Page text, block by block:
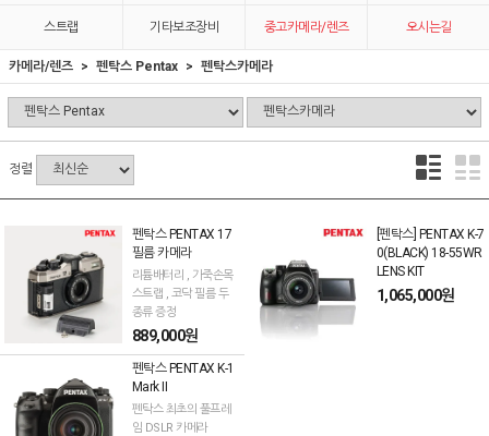
스트랩 기타보조장비 중고카메라/렌즈 오시는길
카메라/렌즈 펜탁스 Pentax 펜탁스카메라
정렬
펜탁스 PENTAX 17
필름 카메라
리튬배터리 , 가죽손목
스트랩 , 코닥 필름 두
종류 증정
889,000원
[펜탁스] PENTAX K-7
0(BLACK) 18-55WR
LENS KIT
1,065,000원
펜탁스 PENTAX K-1
Mark II
펜탁스 최초의 풀프레
임 DSLR 카메라